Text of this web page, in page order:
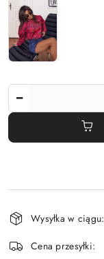
i
dostawa
Wysyłka w ciągu:
Cena przesyłki: